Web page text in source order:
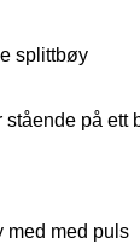
splittbøy
på ett
med med puls